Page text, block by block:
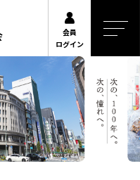
会員
ログイン